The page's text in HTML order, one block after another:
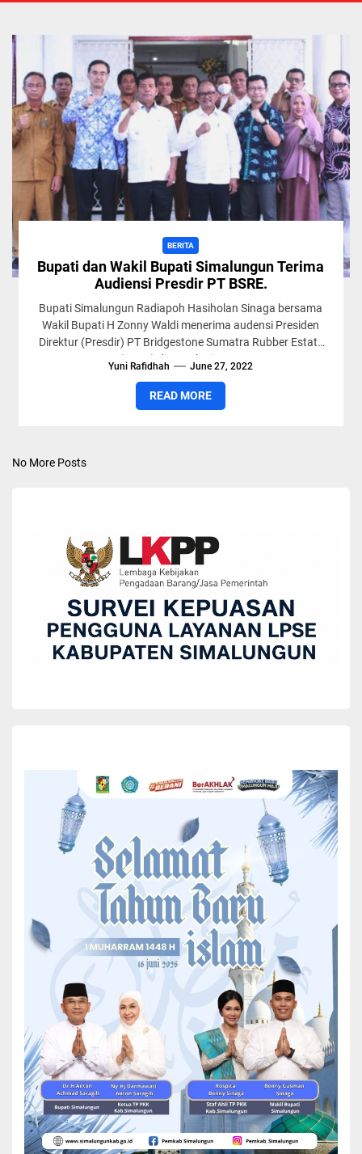
BERITA
Bupati dan Wakil Bupati Simalungun Terima
Audiensi Presdir PT BSRE.
Bupati Simalungun Radiapoh Hasiholan Sinaga bersama
Wakil Bupati H Zonny Waldi menerima audensi Presiden
Direktur (Presdir) PT Bridgestone Sumatra Rubber Estate
(BSRE) di rumah Dinas...
Yuni Rafidhah June 27, 2022
READ MORE
No More Posts